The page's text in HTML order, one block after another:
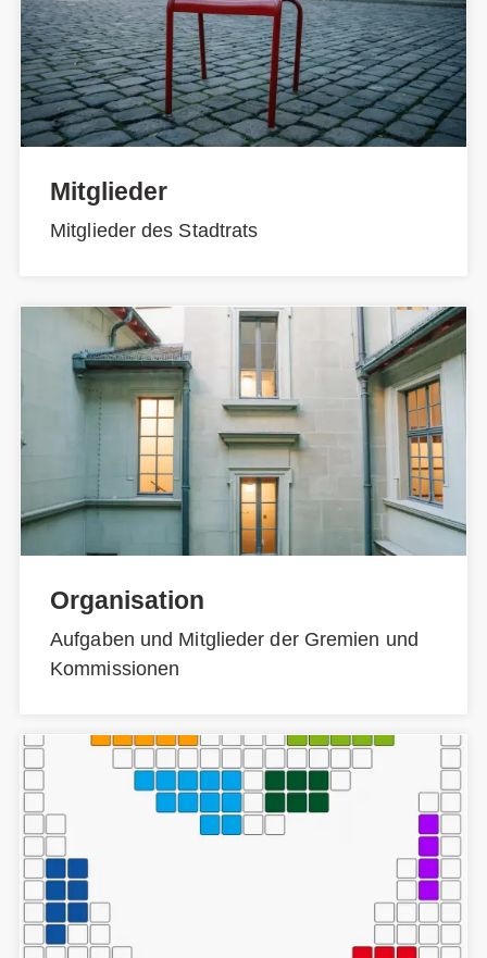
Mitglieder
Mitglieder des Stadtrats
Organisation
Aufgaben und Mitglieder der Gremien und
Kommissionen